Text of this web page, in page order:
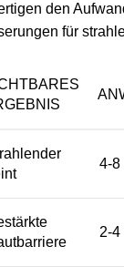
den
für
4-8
2-4